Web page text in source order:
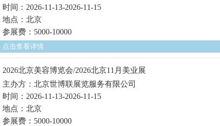
时间：2026-11-13-2026-11-15
地点：北京
参展费：5000-10000
点击查看详情
2026北京美容博览会/2026北京11月美业展
主办方：北京世博联展览服务有限公司
时间：2026-11-13-2026-11-15
地点：北京
参展费：5000-10000